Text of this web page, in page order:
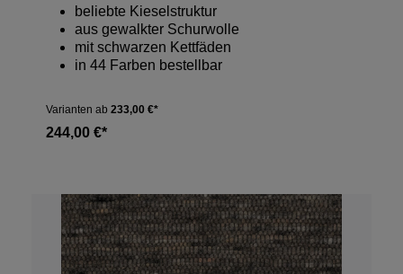
beliebte Kieselstruktur
aus gewalkter Schurwolle
mit schwarzen Kettfäden
in 44 Farben bestellbar
Varianten ab 233,00 €*
244,00 €*